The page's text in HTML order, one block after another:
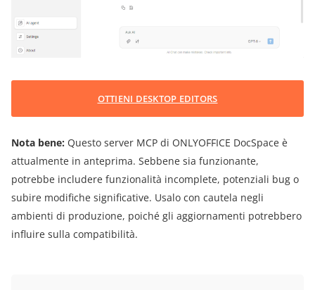
OTTIENI DESKTOP EDITORS
Nota bene: Questo server MCP di ONLYOFFICE DocSpace è
attualmente in anteprima. Sebbene sia funzionante,
potrebbe includere funzionalità incomplete, potenziali bug o
subire modifiche significative. Usalo con cautela negli
ambienti di produzione, poiché gli aggiornamenti potrebbero
influire sulla compatibilità.